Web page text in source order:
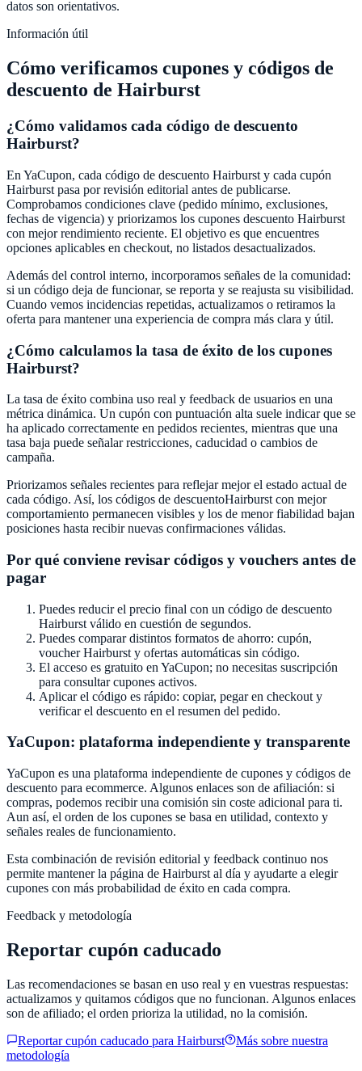
datos son orientativos.
Información útil
Cómo verificamos cupones y códigos de
descuento de Hairburst
¿Cómo validamos cada código de descuento
Hairburst?
En YaCupon, cada código de descuento Hairburst y cada cupón
Hairburst pasa por revisión editorial antes de publicarse.
Comprobamos condiciones clave (pedido mínimo, exclusiones,
fechas de vigencia) y priorizamos los cupones descuento Hairburst
con mejor rendimiento reciente. El objetivo es que encuentres
opciones aplicables en checkout, no listados desactualizados.
Además del control interno, incorporamos señales de la comunidad:
si un código deja de funcionar, se reporta y se reajusta su visibilidad.
Cuando vemos incidencias repetidas, actualizamos o retiramos la
oferta para mantener una experiencia de compra más clara y útil.
¿Cómo calculamos la tasa de éxito de los cupones
Hairburst?
La tasa de éxito combina uso real y feedback de usuarios en una
métrica dinámica. Un cupón con puntuación alta suele indicar que se
ha aplicado correctamente en pedidos recientes, mientras que una
tasa baja puede señalar restricciones, caducidad o cambios de
campaña.
Priorizamos señales recientes para reflejar mejor el estado actual de
cada código. Así, los códigos de descuentoHairburst con mejor
comportamiento permanecen visibles y los de menor fiabilidad bajan
posiciones hasta recibir nuevas confirmaciones válidas.
Por qué conviene revisar códigos y vouchers antes de
pagar
Puedes reducir el precio final con un código de descuento
Hairburst válido en cuestión de segundos.
Puedes comparar distintos formatos de ahorro: cupón,
voucherHairburst y ofertas automáticas sin código.
El acceso es gratuito en YaCupon; no necesitas suscripción
para consultar cupones activos.
Aplicar el código es rápido: copiar, pegar en checkout y
verificar el descuento en el resumen del pedido.
YaCupon: plataforma independiente y transparente
YaCupon es una plataforma independiente de cupones y códigos de
descuento para ecommerce. Algunos enlaces son de afiliación: si
compras, podemos recibir una comisión sin coste adicional para ti.
Aun así, el orden de los cupones se basa en utilidad, contexto y
señales reales de funcionamiento.
Esta combinación de revisión editorial y feedback continuo nos
permite mantener la página de Hairburst al día y ayudarte a elegir
cupones con más probabilidad de éxito en cada compra.
Feedback y metodología
Reportar cupón caducado
Las recomendaciones se basan en uso real y en vuestras respuestas:
actualizamos y quitamos códigos que no funcionan. Algunos enlaces
son de afiliado; el orden prioriza la utilidad, no la comisión.
Reportar cupón caducado para Hairburst
Más sobre nuestra
metodología